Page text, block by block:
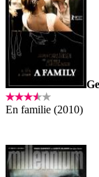
En familie (2010)